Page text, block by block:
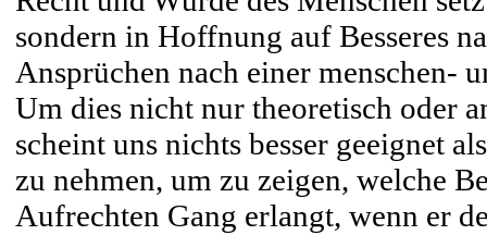
sondern in Hoffnung auf Besseres
Ansprüchen nach einer menschen-
Um dies nicht nur theoretisch oder
scheint uns nichts besser geeignet
zu nehmen, um zu zeigen, welche
Aufrechten Gang erlangt, wenn er